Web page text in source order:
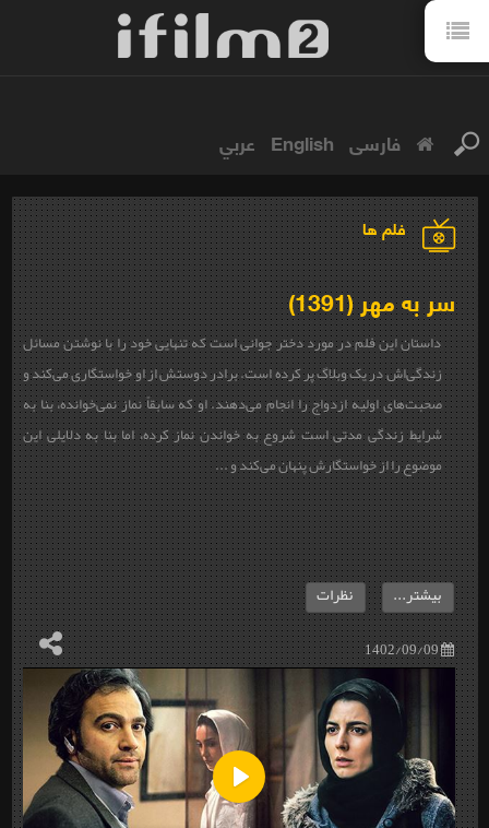
فارسی English عربي
فلم ها
سر به مهر (1391)
داستان این فلم در مورد دختر جوانی است که تنهایی خود را با نوشتن مسائل
زندگی‌اش در یک وبلاگ پر کرده است. برادر دوستش از او خواستگاری می‌کند و
صحبت‌های اولیه ازدواج را انجام می‌دهند. او که سابقاً نماز نمی‌خوانده، بنا به
شرایط زندگی مدتی است شروع به خواندن نماز کرده، اما بنا به دلایلی این
موضوع را از خواستگارش پنهان می‌کند و ...
1402/09/09
بیشتر... نظرات
Play